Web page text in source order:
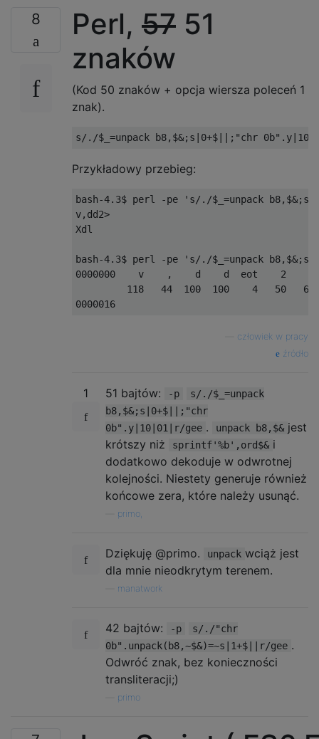
8 Perl, 57 51
znaków
(Kod 50 znaków + opcja wiersza poleceń 1
znak).
s/./$_ =unpack b8, $&; s 0+$ ||; "chr 0b" . y 10
Przykładowy przebieg:
bash-4.3$ perl -pe 's/./$_=unpack
v,dd2>
Xdl
bash-4.3$ perl -pe 's/./$_=unpack
0000000    v    ,    d    d  eot    2
118   44  100  100    4   50
człowiek w pracy
źródło
1 51 bajtów: -p
s/./$_=unpack
b8,$&;s|0+$||;"chr
0b".y|10|01|r/gee . unpack b8,$& jest
krótszy niż
sprintf'%b',ord$& i
dodatkowo dekoduje w odwrotnej
kolejności. Niestety generuje również
końcowe zera, które należy usunąć.
primo,
Dziękuję @primo. unpack wciąż jest
dla mnie nieodkrytym terenem.
manatwork
42 bajtów: -p
s/./"chr
0b".unpack(b8,~$&)=~s|1+$||r/gee .
Odwróć znak, bez konieczności
transliteracji;)
primo